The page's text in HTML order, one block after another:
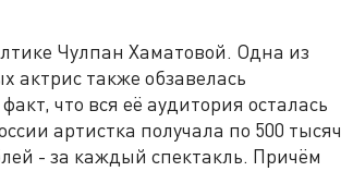
Чулпан Хаматовой. Одна из
актрис также обзавелась
что вся её аудитория осталась
артистка получала по 500 тысяч
- за каждый спектакль. Причём